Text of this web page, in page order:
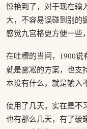
惊艳到了，对于现在输
大，不容易误碰到别的
感觉九宫格更方便一些
在吐槽的当间，1900说
就是雾凇的方案，也支
本没有什么，就是输入
使用了几天，实在是不
也有那么几天，有了破